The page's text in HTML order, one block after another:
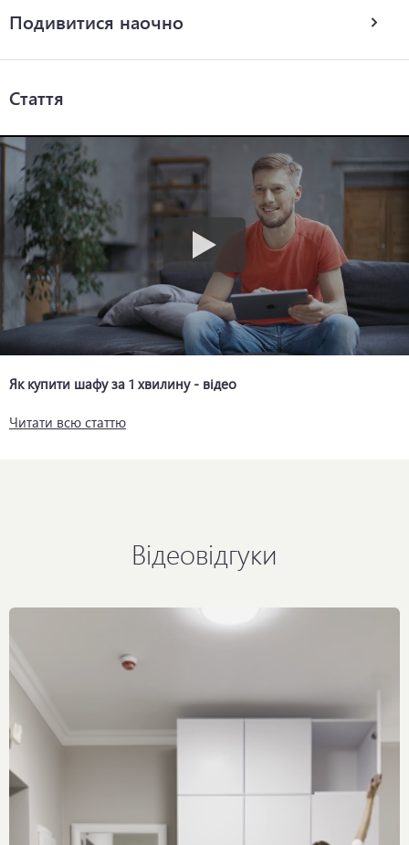
Подивитися наочно
Стаття
Як купити шафу за 1 хвилину - відео
Читати всю статтю
Відеовідгуки